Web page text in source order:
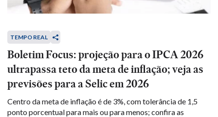
TEMPO REAL
Boletim Focus: projeção para o IPCA 2026
ultrapassa teto da meta de inflação; veja as
previsões para a Selic em 2026
Centro da meta de inflação é de 3%, com tolerância de 1,5
ponto porcentual para mais ou para menos; confira as